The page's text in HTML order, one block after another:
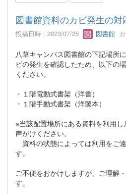
図書館資料のカビ発生の対
投稿日時 : 2023/07/25 図書館
八草キャンパス図書館の下記場所
ビの発生を確認したため、以下の
ください。
・１階電動式書架（洋書）
・１階手動式書架（洋製本）
※当該配置場所にある資料を利用
声がけください。
資料の状態によっては利用をご
す。
ご不便をおかけしますが、ご理解
す。